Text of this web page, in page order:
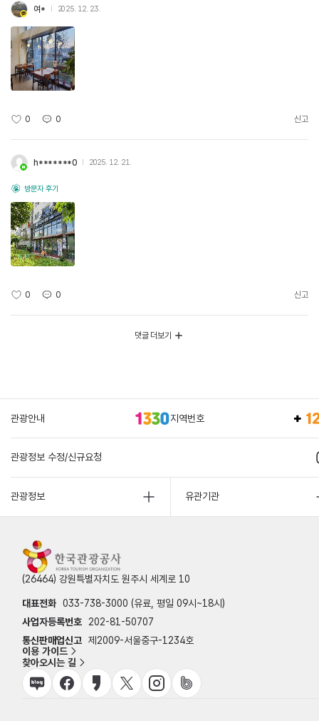
여* 2025. 12. 23.
0 0 신고
h*******0 2025. 12. 21.
방문자 후기
0 0 신고
댓글 더보기
관광안내 지역번호
관광정보 수정/신규요청
관광정보 유관기관
(26464) 강원특별자치도 원주시 세계로 10
대표전화 033-738-3000 (유료, 평일 09시~18시)
사업자등록번호
202-81-50707
통신판매업신고 제2009-서울중구-1234호
이용 가이드
찾아오시는 길